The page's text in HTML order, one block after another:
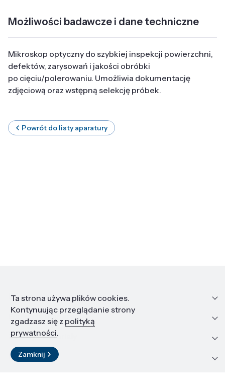
Możliwości badawcze i dane techniczne
Mikroskop optyczny do szybkiej inspekcji powierzchni,
defektów, zarysowań i jakości obróbki
po cięciu/polerowaniu. Umożliwia dokumentację
zdjęciową oraz wstępną selekcję próbek.
Powrót do listy aparatury
Informacje
Edukacja i kariera
Zasoby i materiały
Kontakt
Ta strona używa plików cookies.
Kontynuując przeglądanie strony
zgadzasz się z polityką
prywatności.
Zamknij